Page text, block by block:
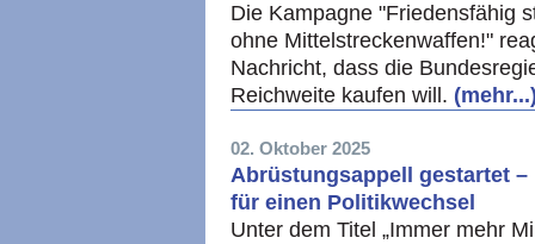
Die Kampagne "Friedensfähig
ohne Mittelstreckenwaffen!"
Nachricht, dass die
Reichweite kaufen will.
02. Oktober 2025
Abrüstungsappell gestartet
für einen Politikwechsel
Unter dem Titel „Immer mehr